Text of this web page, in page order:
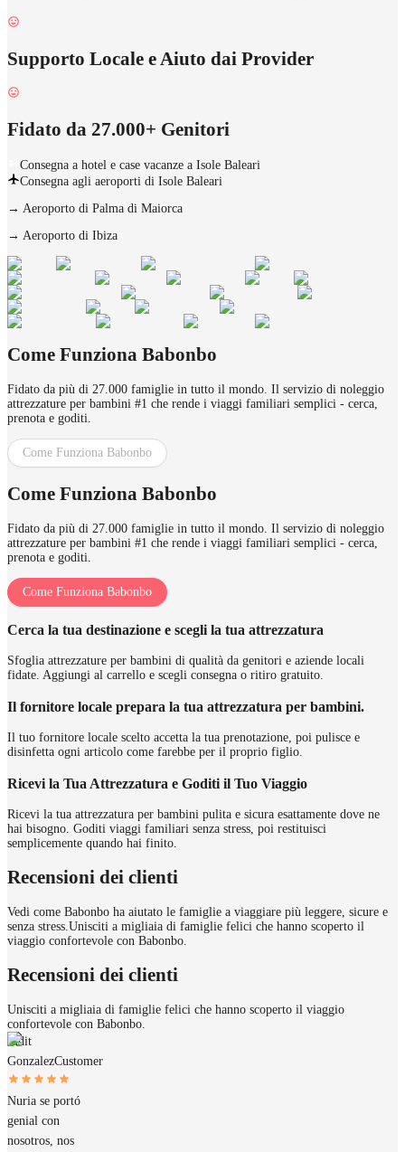
Supporto Locale e Aiuto dai Provider
Fidato da 27.000+ Genitori
Consegna a hotel e case vacanze a Isole Baleari
Consegna agli aeroporti di Isole Baleari
→ Aeroporto di Palma di Maiorca
→ Aeroporto di Ibiza
Come Funziona Babonbo
Fidato da più di 27.000 famiglie in tutto il mondo. Il servizio di noleggio
attrezzature per bambini #1 che rende i viaggi familiari semplici - cerca,
prenota e goditi.
Come Funziona Babonbo
Come Funziona Babonbo
Fidato da più di 27.000 famiglie in tutto il mondo. Il servizio di noleggio
attrezzature per bambini #1 che rende i viaggi familiari semplici - cerca,
prenota e goditi.
Come Funziona Babonbo
Cerca la tua destinazione e scegli la tua attrezzatura
Sfoglia attrezzature per bambini di qualità da genitori e aziende locali
fidate. Aggiungi al carrello e scegli consegna o ritiro gratuito.
Il fornitore locale prepara la tua attrezzatura per bambini.
Il tuo fornitore locale scelto accetta la tua prenotazione, poi pulisce e
disinfetta ogni articolo come farebbe per il proprio figlio.
Ricevi la Tua Attrezzatura e Goditi il Tuo Viaggio
Ricevi la tua attrezzatura per bambini pulita e sicura esattamente dove ne
hai bisogno. Goditi viaggi familiari senza stress, poi restituisci
semplicemente quando hai finito.
Recensioni dei clienti
Vedi come Babonbo ha aiutato le famiglie a viaggiare più leggere, sicure e
senza stress. Unisciti a migliaia di famiglie felici che hanno scoperto il
viaggio confortevole con Babonbo.
Recensioni dei clienti
Unisciti a migliaia di famiglie felici che hanno scoperto il viaggio
confortevole con Babonbo.
Judit
GonzalezCustomer
Nuria se portó
genial con
nosotros, nos